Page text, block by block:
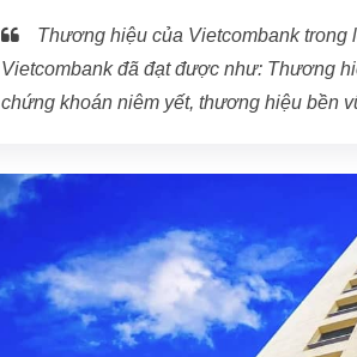
Thương hiệu của Vietcombank
Vietcombank đã đạt được như: Thương
chứng khoán niêm yết, thương hiệu bền